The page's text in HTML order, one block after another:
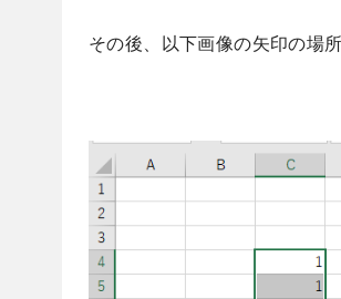
その後、以下画像の矢印の場